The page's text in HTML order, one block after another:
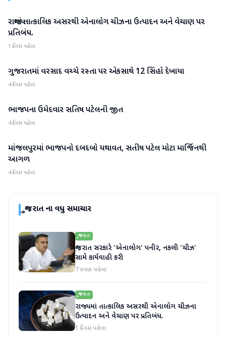
ગુજરાત
રાજ્યમાં તાત્કાલિક અસરથી એનાલોગ ચીઝના ઉત્પાદન અને વેચાણ પર
પ્રતિબંધ.
1 દિવસ પહેલા
ગુજરાત
ગુજરાતમાં વરસાદ વચ્ચે રસ્તા પર એકસાથે 12 સિંહો દેખાયા
4 દિવસ પહેલા
ગુજરાત
ભાજપના ઉમેદવાર સતિષ પટેલની જીત
4 દિવસ પહેલા
ગુજરાત
માંજલપુરમાં ભાજપનો દબદબો યથાવત, સતીષ પટેલ મોટા માર્જિનથી
આગળ
4 દિવસ પહેલા
ગુજરાતના વધુ સમાચાર
ગુજરાત
ગુજરાત સરકારે 'એનાલોગ' પનીર, નકલી 'ચીઝ'
સામે કાર્યવાહી કરી
7 કલાક પહેલા
ગુજરાત
રાજ્યમાં તાત્કાલિક અસરથી એનાલોગ ચીઝના
ઉત્પાદન અને વેચાણ પર પ્રતિબંધ.
1 દિવસ પહેલા